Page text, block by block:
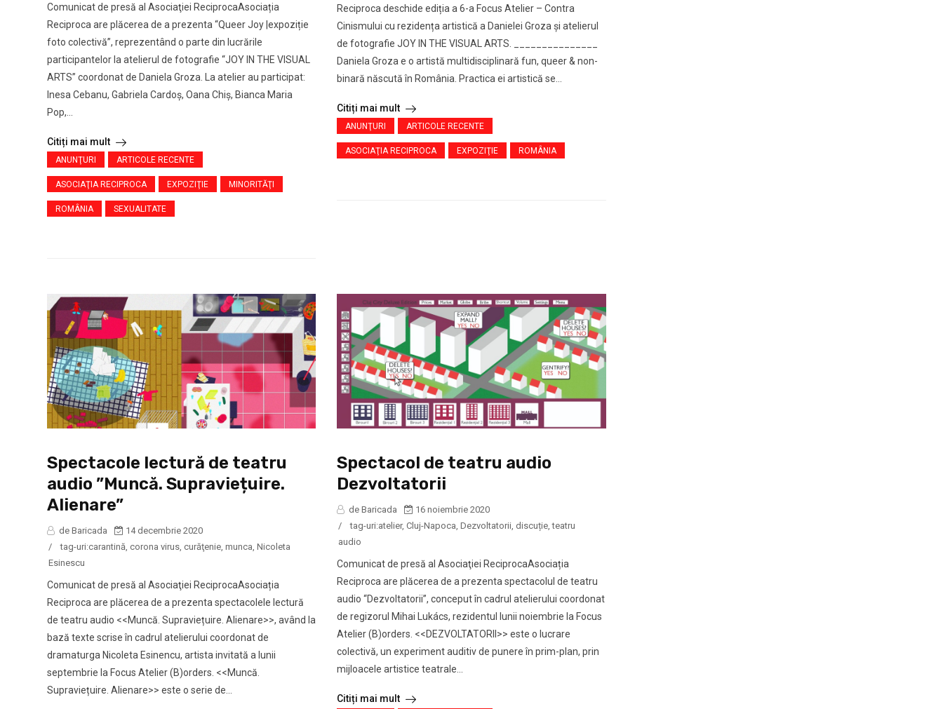
Comunicat de presă al Asociaţiei ReciprocaAsociația
Reciproca are plăcerea de a prezenta “Queer Joy |expoziție
foto colectivă”, reprezentând o parte din lucrările
participantelor la atelierul de fotografie “JOY IN THE VISUAL
ARTS” coordonat de Daniela Groza. La atelier au participat:
Inesa Cebanu, Gabriela Cardoș, Oana Chiș, Bianca Maria
Pop,...
Citiți mai mult
ANUNŢURI ARTICOLE RECENTE
ASOCIAŢIA RECIPROCA EXPOZIŢIE MINORITĂŢI
ROMÂNIA SEXUALITATE
Reciproca deschide ediția a 6-a Focus Atelier – Contra
Cinismului cu rezidența artistică a Danielei Groza și atelierul
de fotografie JOY IN THE VISUAL ARTS. _______________
Daniela Groza e o artistă multidisciplinară fun, queer & non-
binară născută în România. Practica ei artistică se...
Citiți mai mult
ANUNŢURI ARTICOLE RECENTE
ASOCIAŢIA RECIPROCA EXPOZIŢIE ROMÂNIA
Spectacole lectură de teatru
audio ”Muncă. Supraviețuire.
Alienare”
de Baricada
14 decembrie 2020
/
tag-uri:carantină corona virus curăţenie munca Nicoleta
Esinescu
Comunicat de presă al Asociaţiei ReciprocaAsociația
Reciproca are plăcerea de a prezenta spectacolele lectură
de teatru audio <<Muncă. Supraviețuire. Alienare>>, având la
bază texte scrise în cadrul atelierului coordonat de
dramaturga Nicoleta Esinencu, artista invitată a lunii
septembrie la Focus Atelier (B)orders. <<Muncă.
Supraviețuire. Alienare>> este o serie de...
Spectacol de teatru audio
Dezvoltatorii
de Baricada
16 noiembrie 2020
/
tag-uri:atelier,Cluj-Napoca ,Dezvoltatorii discuție ,teatru
audio
Comunicat de presă al Asociaţiei ReciprocaAsociația
Reciproca are plăcerea de a prezenta spectacolul de teatru
audio “Dezvoltatorii”, conceput în cadrul atelierului coordonat
de regizorul Mihai Lukács, rezidentul lunii noiembrie la Focus
Atelier (B)orders. <<DEZVOLTATORII>> este o lucrare
colectivă, un experiment auditiv de punere în prim-plan, prin
mijloacele artistice teatrale...
Citiți mai mult